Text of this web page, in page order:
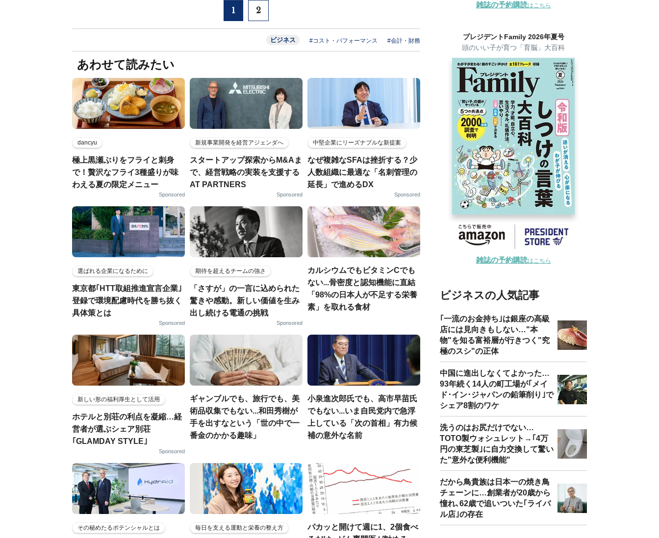
1 2
ビジネス #コスト・パフォーマンス #会計・財務
あわせて読みたい
dancyu
極上黒瀬ぶりをフライと刺身
で！贅沢なフライ3種盛りが味
わえる夏の限定メニュー
Sponsored
新規事業開発を経営アジェンダへ
スタートアップ探索からM&Aま
で、経営戦略の実装を支援する
AT PARTNERS
Sponsored
中堅企業にリーズナブルな新提案
なぜ複雑なSFAは挫折する？少
人数組織に最適な「名刺管理の
延長」で進めるDX
Sponsored
選ばれる企業になるために
東京都｢HTT取組推進宣言企業｣
登録で環境配慮時代を勝ち抜く
具体策とは
Sponsored
期待を超えるチームの強さ
「さすが」の一言に込められた
驚きや感動。新しい価値を生み
出し続ける電通の挑戦
Sponsored
カルシウムでもビタミンCでも
ない...骨密度と認知機能に直結
「98%の日本人が不足する栄養
素」を取れる食材
新しい形の福利厚生として活用
ホテルと別荘の利点を凝縮…経
営者が選ぶシェア別荘
｢GLAMDAY STYLE｣
Sponsored
ギャンブルでも、旅行でも、美
術品収集でもない...和田秀樹が
手を出すなという「世の中で一
番金のかかる趣味」
小泉進次郎氏でも、高市早苗氏
でもない...いま自民党内で急浮
上している「次の首相」有力候
補の意外な名前
その秘めたるポテンシャルとは 毎日を支える運動と栄養の整え方
パカッと開けて週に1、2個食べ
雑誌の予約購読はこちら
プレジデントFamily 2026年夏号
頭のいい子が育つ「育脳」大百科
雑誌の予約購読はこちら
ビジネスの人気記事
｢一流のお金持ち｣は銀座の高級
店には見向きもしない…"本
物"を知る富裕層が行きつく"究
極のスシ"の正体
中国に進出しなくてよかった…
93年続く14人の町工場が｢メイ
ド･イン･ジャパンの鉛筆削り｣で
シェア8割のワケ
洗うのはお尻だけでない…
TOTO製ウォシュレット→｢4万
円の東芝製｣に自力交換して驚い
た"意外な便利機能"
だから鳥貴族は日本一の焼き鳥
チェーンに…創業者が20歳から
憧れ､62歳で追いついた｢ライバ
ル店｣の存在